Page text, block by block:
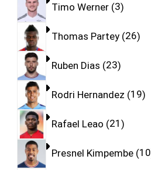
Timo Werner 3
Thomas Partey 26
Ruben Dias 23
Rodri Hernandez 19
Rafael Leao 21
Presnel Kimpembe 10